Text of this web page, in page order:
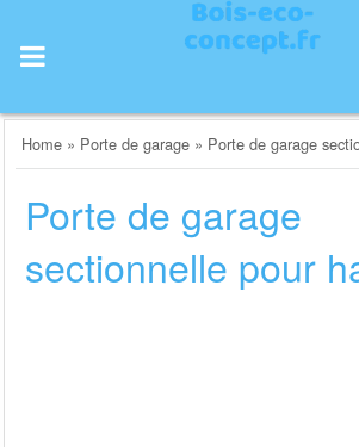
content
Home » Porte de garage » Porte de garage
Porte de garage
sectionnelle pour